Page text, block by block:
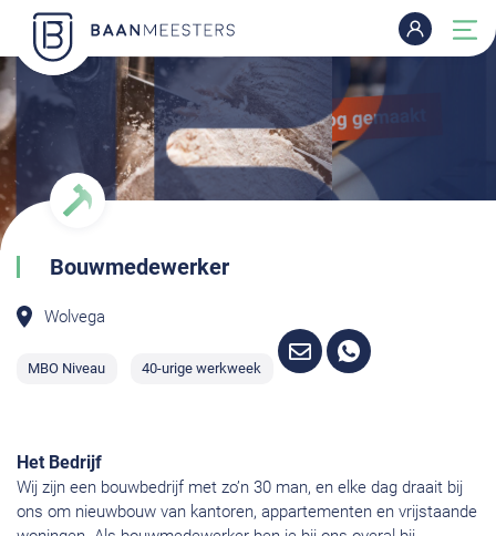
Bouwmedewerker
Wolvega
MBO Niveau 40-urige werkweek
Het Bedrijf
Wij zijn een bouwbedrijf met zo’n 30 man, en elke dag draait bij
ons om nieuwbouw van kantoren, appartementen en vrijstaande